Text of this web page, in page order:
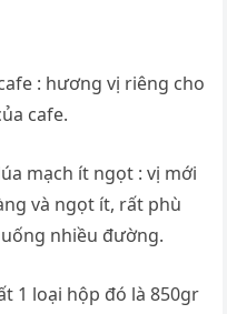
: hương vị riêng cho
cafe.
mạch ít ngọt : vị mới
và ngọt ít, rất phù
nhiều đường.
1 loại hộp đó là 850gr